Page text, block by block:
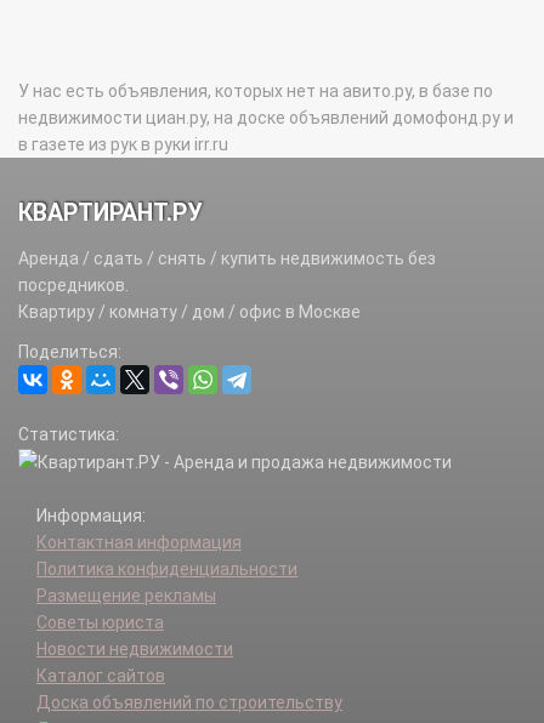
У нас есть объявления, которых нет на авито.ру, в базе по
недвижимости циан.ру, на доске объявлений домофонд.ру и
в газете из рук в руки irr.ru
КВАРТИРАНТ.РУ
Аренда / сдать / снять / купить недвижимость без
посредников.
Квартиру / комнату / дом / офис в Москве
Поделиться:
Статистика:
Информация:
Контактная информация
Политика конфиденциальности
Размещение рекламы
Советы юриста
Новости недвижимости
Каталог сайтов
Доска объявлений по строительству